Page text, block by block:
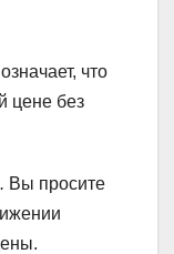
что
цене без
Вы просите